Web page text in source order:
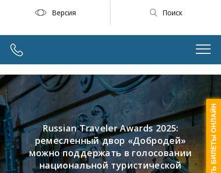
Версия Поиск
Russian Traveler Awards 2025:
ремесленный двор «Добродей»
можно поддержать в голосовании
национальной туристической